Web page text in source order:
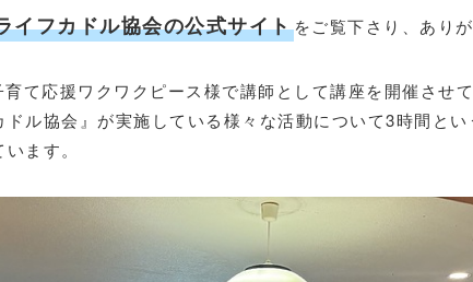
イフカドル協会の公式サイトをご覧下さり、あり
て応援ワクワクピース様で講師として講座を開催させ
ル協会』が実施している様々な活動について3時間と
ます。